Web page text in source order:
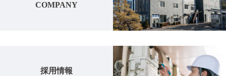
COMPANY
採用情報